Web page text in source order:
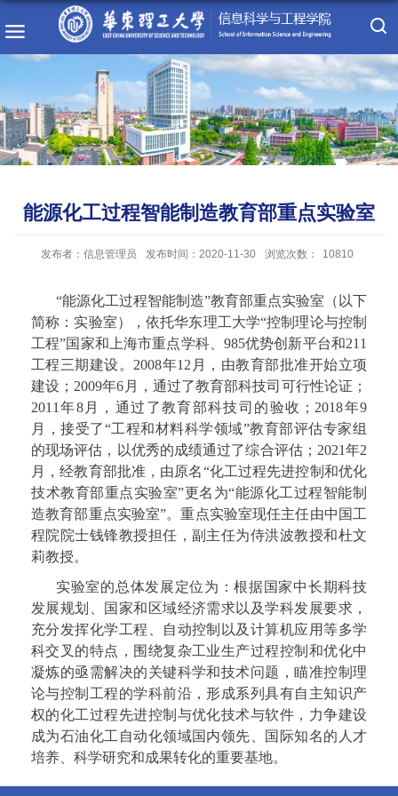
能源化工过程智能制造教育部重点实验室
发布者：信息管理员 发布时间：2020-11-30 浏览次数： 10810
“能源化工过程智能制造”教育部重点实验室（以下
简称：实验室），依托华东理工大学“控制理论与控制
工程”国家和上海市重点学科、 985优势创新平台和211
工程三期建设。2008年12月，由教育部批准开始立项
建设；2009年6月，通过了教育部科技司可行性论证；
2011年8月，通过了教育部科技司的验收；2018年9
月，接受了“工程和材料科学领域”教育部评估专家组
的现场评估，以优秀的成绩通过了综合评估； 2021年2
月，经教育部批准，由原名“化工过程先进控制和优化
技术教育部重点实验室”更名为“能源化工过程智能制
造教育部重点实验室”。重点实验室现任主任由中国工
程院院士钱锋教授担任，副主任为侍洪波教授和杜文
莉教授。
实验室的总体发展定位为：根据国家中长期科技
发展规划、国家和区域经济需求以及学科发展要求，
充分发挥化学工程、自动控制以及计算机应用等多学
科交叉的特点，围绕复杂工业生产过程控制和优化中
凝炼的亟需解决的关键科学和技术问题，瞄准控制理
论与控制工程的学科前沿，形成系列具有自主知识产
权的化工过程先进控制与优化技术与软件，力争建设
成为石油化工自动化领域国内领先、国际知名的人才
培养、科学研究和成果转化的重要基地。